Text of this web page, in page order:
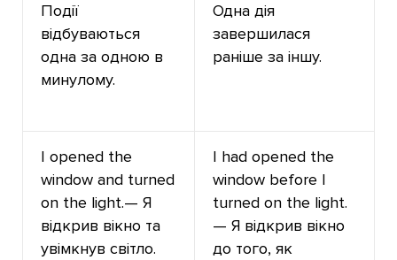
Події
відбуваються
одна за одною в
минулому.
Одна дія
завершилася
раніше за іншу.
I opened the
window and turned
on the light.— Я
відкрив вікно та
увімкнув світло.
I had opened the
window before I
turned on the light.
— Я відкрив вікно
до того, як